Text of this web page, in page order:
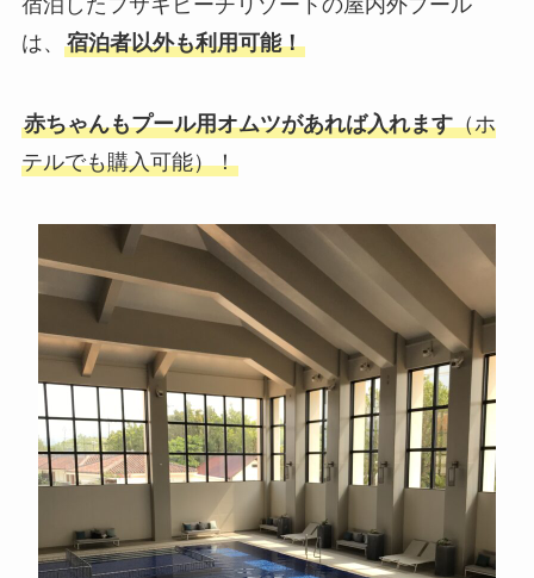
宿泊したフサキビーチリゾートの屋内外プール
は、 宿泊者以外も利用可能！
赤ちゃんもプール用オムツがあれば入れます（ホ
テルでも購入可能）！